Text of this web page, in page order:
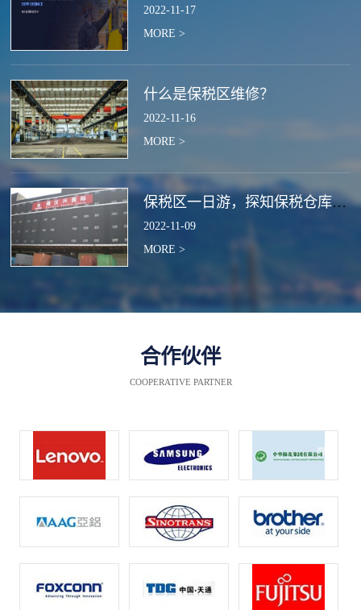
2022-11-17
MORE >
什么是保税区维修？
2022-11-16
MORE >
保税区一日游，探知保税仓库的作用
2022-11-09
MORE >
合作伙伴
COOPERATIVE PARTNER